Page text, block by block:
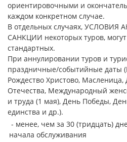
ориентировочными и
каждом конкретном случае.
В отдельных случаях,
САНКЦИИ некоторых туров, могут
стандартных.
При аннулировании туров и
праздничные/событийные даты
Рождество Христово,
Отечества, Международный
и труда (1 мая), День Победы,
единства и др.).
- менее, чем за 30 (тридцать)
начала обслуживания